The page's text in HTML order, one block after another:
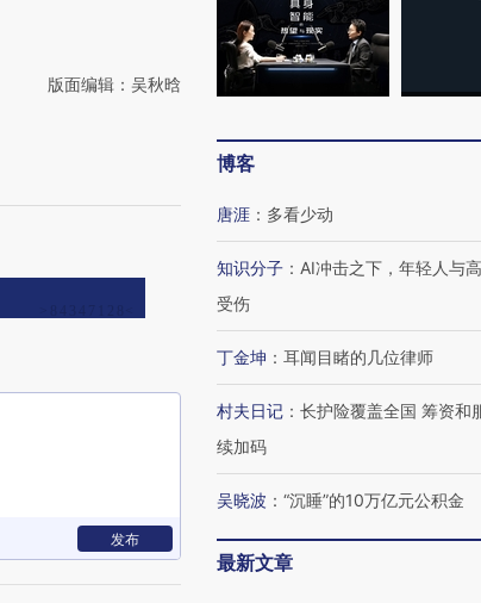
版面编辑：吴秋晗
发布
博客
唐涯 ： 多看少动
知识分子 ： AI冲击之下，年轻人与
受伤
丁金坤 ： 耳闻目睹的几位律师
村夫日记 ： 长护险覆盖全国 筹资和
续加码
吴晓波 ： “沉睡”的10万亿元公积金
最新文章